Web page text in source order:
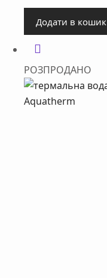
Додати в кошик
РОЗПРОДАНО